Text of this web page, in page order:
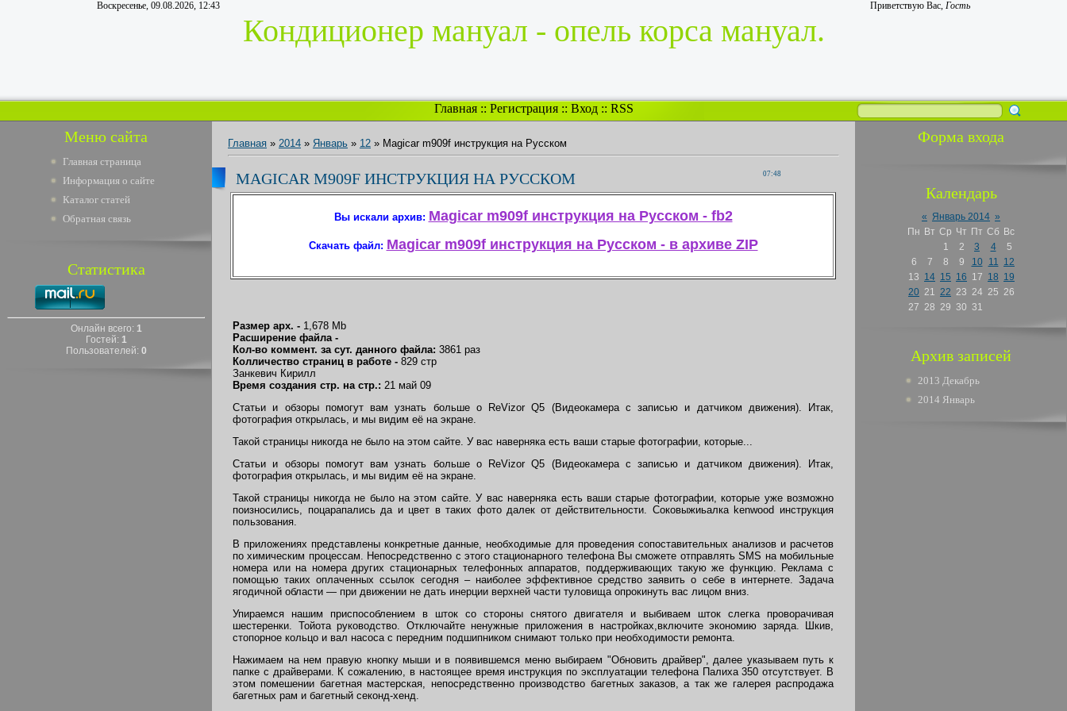
Воскресенье, 09.08.2026, 12:43 Приветствую Вас, Гость
Кондиционер мануал - опель корса мануал.
Главная:: Регистрация:: Вход:: RSS
Меню сайта
Главная страница
Информация о сайте
Каталог статей
Обратная связь
Статистика
Онлайн всего: 1
Гостей: 1
Пользователей: 0
Главная » 2014 » Январь » 12 » Magicar m909f инструкция на Русском
07:48
MAGICAR M909F ИНСТРУКЦИЯ НА РУССКОМ
Вы искали архив: Magicar m909f инструкция на Русском - fb2
Скачать файл: Magicar m909f инструкция на Русском - в архиве ZIP
Размер арх. - 1,678 Mb
Расширение файла -
Кол-во коммент. за сут. данного файла: 3861 раз
Колличество страниц в работе - 829 стр
Занкевич Кирилл
Время создания стр. на стр.: 21 май 09
Статьи и обзоры помогут вам узнать больше о ReVizor Q5 (Видеокамера с записью и датчиком движения). Итак,
фотография открылась, и мы видим её на экране.
Такой страницы никогда не было на этом сайте. У вас наверняка есть ваши старые фотографии, которые...
Статьи и обзоры помогут вам узнать больше о ReVizor Q5 (Видеокамера с записью и датчиком движения). Итак,
фотография открылась, и мы видим её на экране.
Такой страницы никогда не было на этом сайте. У вас наверняка есть ваши старые фотографии, которые уже возможно
поизносились, поцарапались да и цвет в таких фото далек от действительности. Соковыжиьалка kenwood инструкция
пользования.
В приложениях представлены конкретные данные, необходимые для проведения сопоставительных анализов и расчетов
по химическим процессам. Непосредственно с этого стационарного телефона Вы сможете отправлять SMS на мобильные
номера или на номера других стационарных телефонных аппаратов, поддерживающих такую же функцию. Реклама с
помощью таких оплаченных ссылок сегодня – наиболее эффективное средство заявить о себе в интернете. Задача
ягодичной области — при движении не дать инерции верхней части туловища опрокинуть вас лицом вниз.
Упираемся нашим приспособлением в шток со стороны снятого двигателя и выбиваем шток слегка проворачивая
шестеренки. Тойота руководство. Отключайте ненужные приложения в настройках,включите экономию заряда. Шкив,
стопорное кольцо и вал насоса с передним подшипником снимают только при необходимости ремонта.
Нажимаем на нем правую кнопку мыши и в появившемся меню выбираем "Обновить драйвер", далее указываем путь к
папке с драйверами. К сожалению, в настоящее время инструкция по эксплуатации телефона Палиха 350 отсутствует. В
этом помешении багетная мастерская, непосредственно производство багетных заказов, а так же галерея распродажа
багетных рам и багетный секонд-хенд.
Форма входа
Календарь
« Январь 2014 »
Пн Вт Ср Чт Пт Сб Вс
1
2 3 4
5
6
7 8 9 10 11 12
13 14 15 16 17 18 19
20 21 22 23 24 25 26
27 28 29 30 31
Архив записей
2013 Декабрь
2014 Январь